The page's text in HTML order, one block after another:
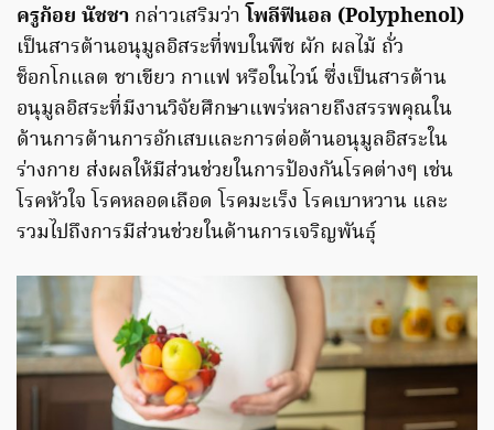
ครูก้อย นัชชา กล่าวเสริมว่าโพลีฟีนอล (Polyphenol)
เป็นสารต้านอนุมูลอิสระที่พบในพืช ผัก ผลไม้ ถั่ว
ช็อกโกแลต ชาเขียว กาแฟ หรือในไวน์ ซึ่งเป็นสารต้าน
อนุมูลอิสระที่มีงานวิจัยศึกษาแพร่หลายถึงสรรพคุณใน
ด้านการต้านการอักเสบและการต่อต้านอนุมูลอิสระใน
ร่างกาย ส่งผลให้มีส่วนช่วยในการป้องกันโรคต่างๆ เช่น
โรคหัวใจ โรคหลอดเลือด โรคมะเร็ง โรคเบาหวาน และ
รวมไปถึงการมีส่วนช่วยในด้านการเจริญพันธุ์